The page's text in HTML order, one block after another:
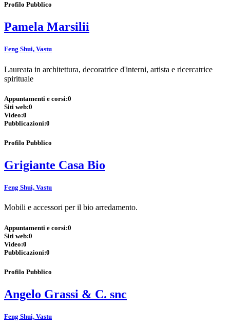
Profilo Pubblico
Pamela Marsilii
Feng Shui, Vastu
Laureata in architettura, decoratrice d'interni, artista e ricercatrice
spirituale
Appuntamenti e corsi:0
Siti web:0
Video:0
Pubblicazioni:0
Profilo Pubblico
Grigiante Casa Bio
Feng Shui, Vastu
Mobili e accessori per il bio arredamento.
Appuntamenti e corsi:0
Siti web:0
Video:0
Pubblicazioni:0
Profilo Pubblico
Angelo Grassi & C. snc
Feng Shui, Vastu